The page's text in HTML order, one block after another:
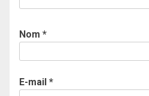
Nom *
E-mail *